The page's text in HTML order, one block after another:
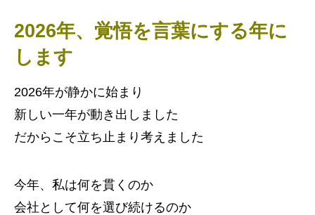
2026年、覚悟を言葉にする年に
します
2026年が静かに始まり
新しい一年が動き出しました
だからこそ立ち止まり考えました
今年、私は何を貫くのか
会社として何を選び続けるのか